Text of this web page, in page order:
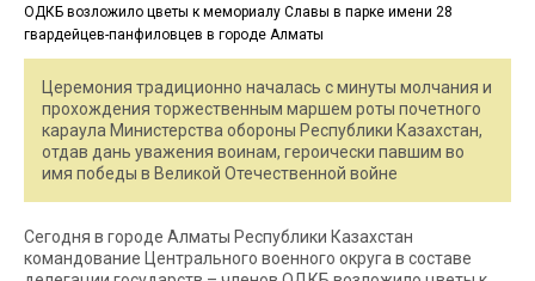
Церемония традиционно началась с минуты молчания и
прохождения торжественным маршем роты почетного
караула Министерства обороны Республики Казахстан,
отдав дань уважения воинам, героически павшим во
имя победы в Великой Отечественной войне
Сегодня в городе Алматы Республики Казахстан
командование Центрального военного округа в составе